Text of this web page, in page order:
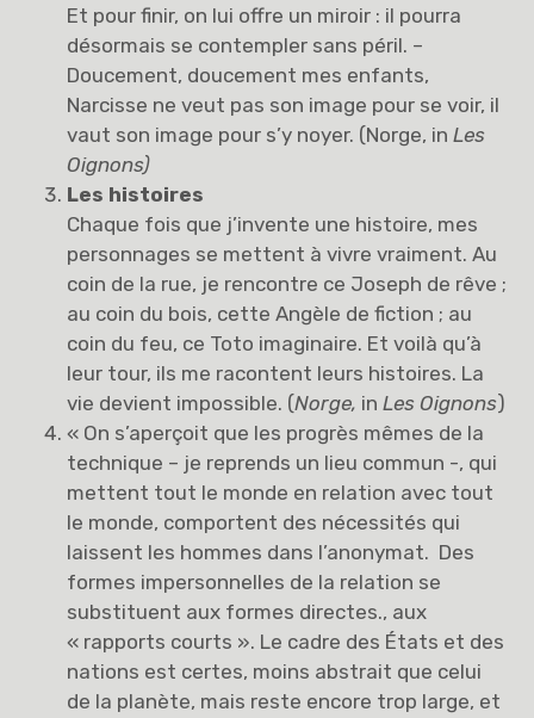
Et pour finir, on lui offre un miroir : il pourra
désormais se contempler sans péril. –
Doucement, doucement mes enfants,
Narcisse ne veut pas son image pour se voir, il
vaut son image pour s’y noyer. (Norge, inLes
Oignons)
Les histoires
Chaque fois que j’invente une histoire, mes
personnages se mettent à vivre vraiment. Au
coin de la rue, je rencontre ce Joseph de rêve ;
au coin du bois, cette Angèle de fiction ; au
coin du feu, ce Toto imaginaire. Et voilà qu’à
leur tour, ils me racontent leurs histoires. La
vie devient impossible. (Norge, inLes Oignons)
« On s’aperçoit que les progrès mêmes de la
technique – je reprends un lieu commun -, qui
mettent tout le monde en relation avec tout
le monde, comportent des nécessités qui
laissent les hommes dans l’anonymat. Des
formes impersonnelles de la relation se
substituent aux formes directes., aux
« rapports courts ». Le cadre des États et des
nations est certes, moins abstrait que celui
de la planète, mais reste encore trop large, et